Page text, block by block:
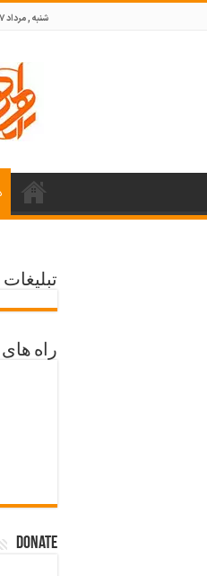
شنبه , مرداد ۱۷ ۱۴۰۵
تبلیغات
راه
Donate